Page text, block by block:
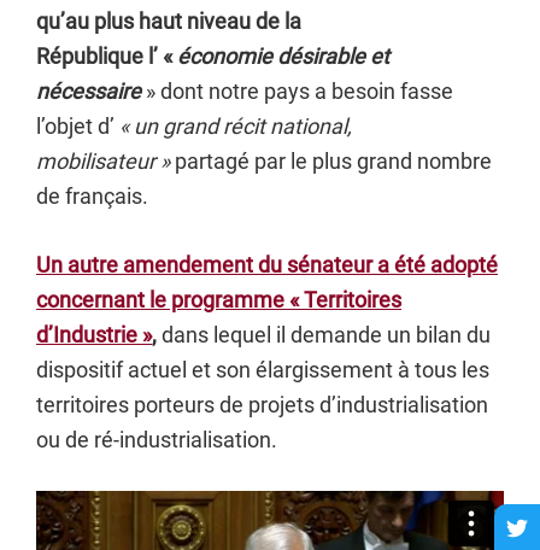
qu’au plus haut niveau de la
République l’ «économie désirable et
nécessaire » dont notre pays a besoin fasse
l’objet d’ « un grand récit national,
mobilisateur »partagé par le plus grand nombre
de français.
Un autre amendement du sénateur a été adopté
concernant le programme « Territoires
d’Industrie »,dans lequel il demande un bilan du
dispositif actuel et son élargissement à tous les
territoires porteurs de projets d’industrialisation
ou de ré-industrialisation.